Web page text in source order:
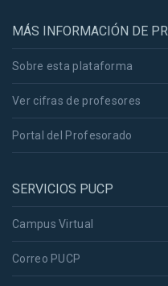
MÁS INFORMACIÓN DE
Sobre esta plataforma
Ver cifras de profesores
Portal del Profesorado
SERVICIOS PUCP
Campus Virtual
Correo PUCP